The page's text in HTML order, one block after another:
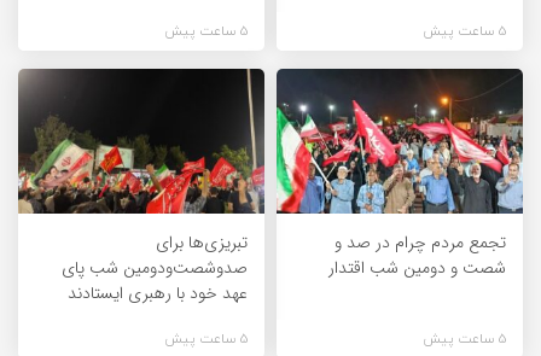
5 ساعت پیش 5 ساعت پیش
تجمع مردم چرام در صد و
شصت و دومین شب اقتدار
5 ساعت پیش
تبریزی‌ها برای
صدوشصت‌ودومین شب پای
عهد خود با رهبری ایستادند
5 ساعت پیش